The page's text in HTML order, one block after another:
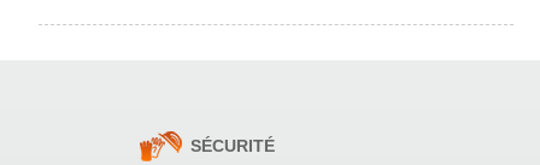
SÉCURITÉ